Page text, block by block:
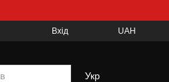
Вхід UAH
Укр